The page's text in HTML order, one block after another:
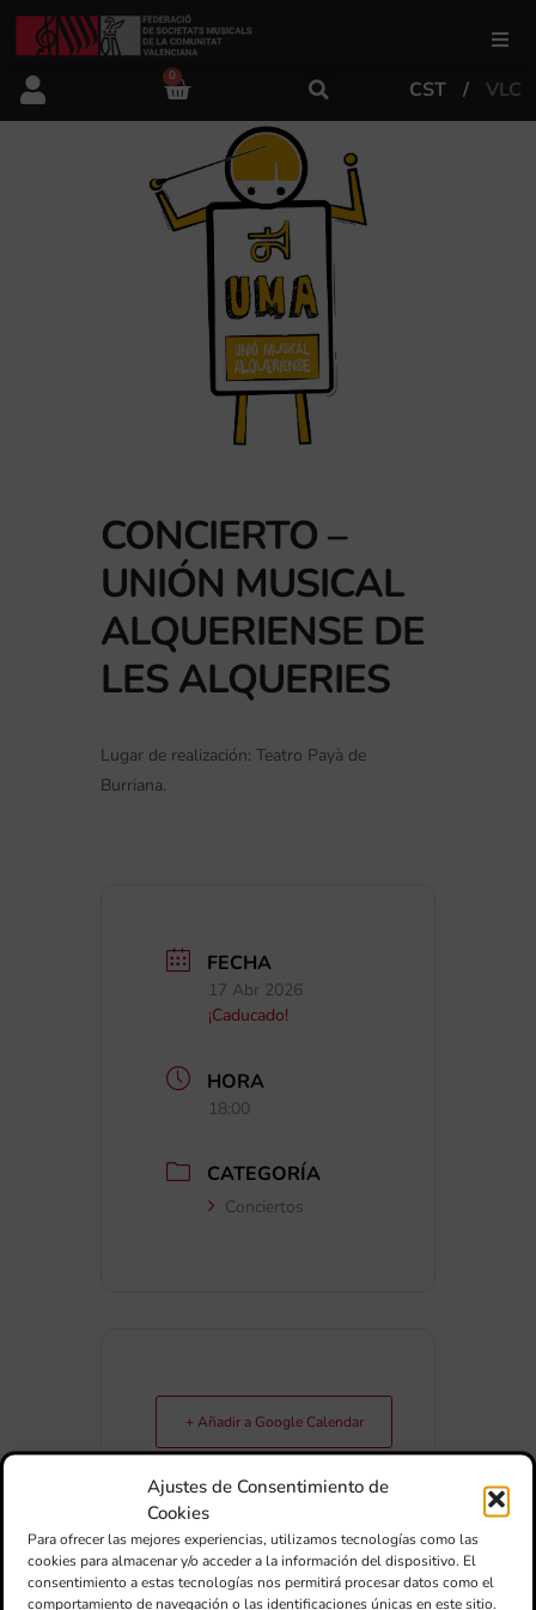
Ajustes de Consentimiento de
Cookies
Para ofrecer las mejores experiencias, utilizamos tecnologías como las
cookies para almacenar y/o acceder a la información del dispositivo. El
consentimiento a estas tecnologías nos permitirá procesar datos como el
comportamiento de navegación o las identificaciones únicas en este sitio.
FSMCV
Áreas de gestión
0
CST VLC
CONCIERTO –
UNIÓN MUSICAL
ALQUERIENSE DE
LES ALQUERIES
Lugar de realización: Teatro Payà de
Burriana.
FECHA
17 Abr 2026
¡Caducado!
HORA
18:00
CATEGORÍA
Conciertos
+ Añadir a Google Calendar
+ exportación iCal / Outlook